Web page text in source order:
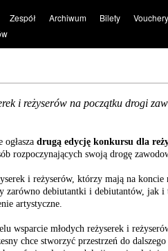
Zespół Archiwum Bilety Vouchery
i reżyserów na początku drogi
ogłasza drugą edycję konkursu dla
rozpoczynających swoją drogę
i reżyserów, którzy mają na
zarówno debiutantki i debiutantów, jak
artystyczne.
wsparcie młodych reżyserek i
chce stworzyć przestrzeń do